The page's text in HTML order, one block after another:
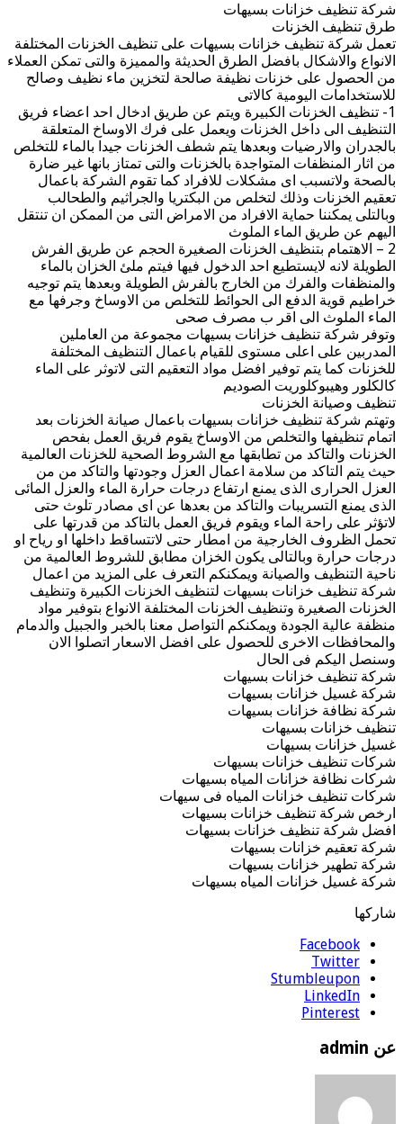
شركة تنظيف خزانات بسيهات
طرق تنظيف الخزنات
تعمل شركة تنظيف خزانات بسيهات على تنظيف الخزنات المختلفة
الانواع والاشكال بافضل الطرق الحديثة والمميزة والتى تمكن العملاء
من الحصول على خزنات نظيفة صالحة لتخزين ماء نظيف وصالح
للاستخدامات اليومية كالاتى
1- تنظيف الخزنات الكبيرة ويتم عن طريق ادخال احد اعضاء فريق
التنظيف الى داخل الخزنات ويعمل على فرك الاوساخ المتعلقة
بالجدران والارضيات وبعدها يتم شطف الخزنات جيدا بالماء للتخلص
من اثار المنظفات المتواجدة بالخزنات والتى تمتاز بانها غير ضارة
بالصحة ولاتسبب اى مشكلات للافراد كما تقوم الشركة باعمال
تعقيم الخزنات وذلك لتخلص من البكتريا والجراثيم والطحالب
وبالتلى يمكننا حماية الافراد من الامراض التى من الممكن ان تنتقل
اليهم عن طريق الماء الملوث
2 – الاهتمام بتنظيف الخزنات الصغيرة الحجم عن طريق الفرش
الطويلة لانه لايستطيع احد الدخول فيها فيتم ملئ الخزان بالماء
والمنظفات والفرك من الخارج بالفرش الطويلة وبعدها يتم توجيه
خراطيم قوية الدفع الى الحوائط للتخلص من الاوساخ وجرفها مع
الماء الملوث الى اقر ب مصرف صحى
وتوفر شركة تنظيف خزانات بسيهات مجموعة من العاملين
المدربين على اعلى مستوى للقيام باعمال التنظيف المختلفة
للخزنات كما يتم توفير افضل مواد التعقيم التى لاتوثر على الماء
كالكلور وهيبوكلوريت الصوديم
تنظيف وصيانة الخزنات
وتهتم شركة تنظيف خزانات بسيهات باعمال صيانة الخزنات بعد
اتمام تنظيفها والتخلص من الاوساخ يقوم فريق العمل بفحص
الخزنات والتاكد من تطابقها مع الشروط الصحية للخزنات العالمية
حيث يتم التاكد من سلامة اعمال العزل وجودتها والتاكد من من
العزل الحرارى الذى يمنع ارتفاع درجات حرارة الماء والعزل المائى
الذى يمنع التسريبات والتاكد من بعدها عن اى مصادر تلوث حتى
لاتؤثر على راحة الماء ويقوم فريق العمل بالتاكد من قدرتها على
تحمل الظروف الخارجية من امطار حتى لاتتساقط داخلها او رياح او
درجات حرارة وبالتالى يكون الخزان مطابق للشروط العالمية من
ناحية التنظيف والصيانة ويمكنكم التعرف على المزيد من اعمال
شركة تنظيف خزانات بسيهات لتنظيف الخزنات الكبيرة وتنظيف
الخزنات الصغيرة وتنظيف الخزنات المختلفة الانواع بتوفير مواد
منظفة عالية الجودة ويمكنكم التواصل معنا بالخبر والجبيل والدمام
والمحافظات الاخرى للحصول على افضل الاسعار اتصلوا الان
وسنصل اليكم فى الحال
شركة تنظيف خزانات بسيهات
شركة غسيل خزانات بسيهات
شركة نظافة خزانات بسيهات
تنظيف خزانات بسيهات
غسيل خزانات بسيهات
شركات تنظيف خزانات بسيهات
شركات نظافة خزانات المياه بسيهات
شركات تنظيف خزانات المياه فى سيهات
ارخص شركة تنظيف خزانات بسيهات
افضل شركة تنظيف خزانات بسيهات
شركة تعقيم خزانات بسيهات
شركة تطهير خزانات بسيهات
شركة غسيل خزانات المياه بسيهات
شاركها
Facebook
Twitter
Stumbleupon
LinkedIn
Pinterest
عن admin